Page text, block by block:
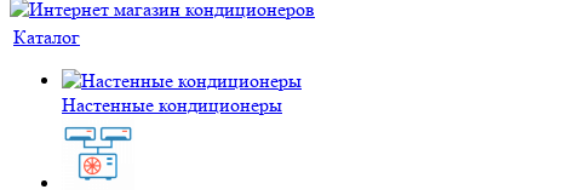
Каталог
Настенные кондиционеры